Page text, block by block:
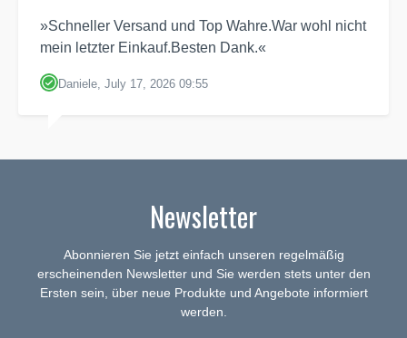
»Schneller Versand und Top Wahre.War wohl nicht
mein letzter Einkauf.Besten Dank.«
Daniele, July 17, 2026 09:55
Newsletter
Abonnieren Sie jetzt einfach unseren regelmäßig
erscheinenden Newsletter und Sie werden stets unter den
Ersten sein, über neue Produkte und Angebote informiert
werden.